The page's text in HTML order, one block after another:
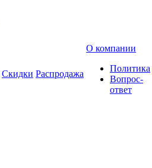
Скидки Распродажа
О компании
Политика
Вопрос-
ответ